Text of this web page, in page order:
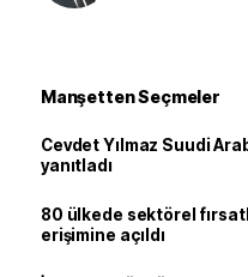
Manşetten Seçmeler
Cevdet Yılmaz Suudi
yanıtladı
80 ülkede sektörel
erişimine açıldı